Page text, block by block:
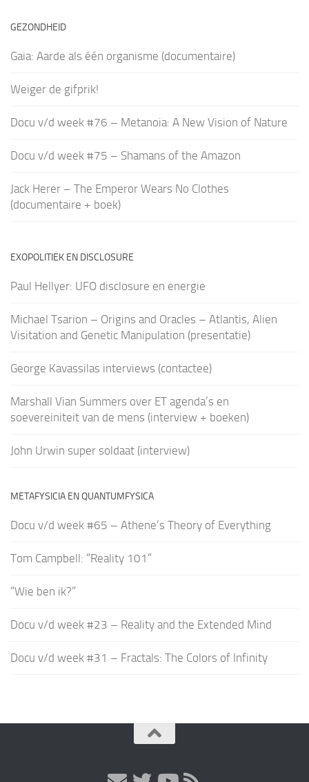
GEZONDHEID
Gaia: Aarde als één organisme (documentaire)
Weiger de gifprik!
Docu v/d week #76 – Metanoia: A New Vision of Nature
Docu v/d week #75 – Shamans of the Amazon
Jack Herer – The Emperor Wears No Clothes
(documentaire + boek)
EXOPOLITIEK EN DISCLOSURE
Paul Hellyer: UFO disclosure en energie
Michael Tsarion – Origins and Oracles – Atlantis, Alien
Visitation and Genetic Manipulation (presentatie)
George Kavassilas interviews (contactee)
Marshall Vian Summers over ET agenda’s en
soevereiniteit van de mens (interview + boeken)
John Urwin super soldaat (interview)
METAFYSICIA EN QUANTUMFYSICA
Docu v/d week #65 – Athene’s Theory of Everything
Tom Campbell: “Reality 101”
“Wie ben ik?”
Docu v/d week #23 – Reality and the Extended Mind
Docu v/d week #31 – Fractals: The Colors of Infinity